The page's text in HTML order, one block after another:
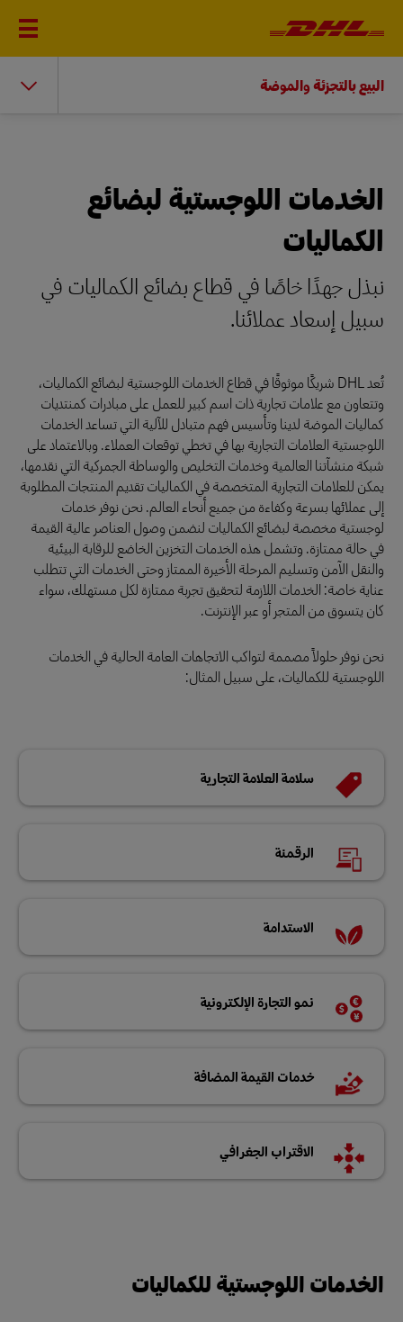
البيع بالتجزئة والموضة
الخدمات اللوجستية لبضائع
الكماليات
نبذل جهدًا خاصًا في قطاع بضائع الكماليات في
سبيل إسعاد عملائنا.
تُعد DHL شريكًا موثوقًا في قطاع الخدمات اللوجستية لبضائع الكماليات،
وتتعاون مع علامات تجارية ذات اسم كبير للعمل على مبادرات كمنتديات
كماليات الموضة لدينا وتأسيس فهم متبادل للآلية التي تساعد الخدمات
اللوجستية العلامات التجارية بها في تخطي توقعات العملاء. وبالاعتماد على
شبكة منشآتنا العالمية وخدمات التخليص والوساطة الجمركية التي نقدمها،
يمكن للعلامات التجارية المتخصصة في الكماليات تقديم المنتجات المطلوبة
إلى عملائها بسرعة وكفاءة من جميع أنحاء العالم. نحن نوفر خدمات
لوجستية مخصصة لبضائع الكماليات لنضمن وصول العناصر عالية القيمة
في حالة ممتازة. وتشمل هذه الخدمات التخزين الخاضع للرقابة البيئية
والنقل الآمن وتسليم المرحلة الأخيرة الممتاز وحتى الخدمات التي تتطلب
عناية خاصة: الخدمات اللازمة لتحقيق تجربة ممتازة لكل مستهلك، سواء
كان يتسوق من المتجر أو عبر الإنترنت.
نحن نوفر حلولاً مصممة لتواكب الاتجاهات العامة الحالية في الخدمات
اللوجستية للكماليات، على سبيل المثال:
سلامة العلامة التجارية
الرقمنة
الاستدامة
نمو التجارة الإلكترونية
خدمات القيمة المضافة
الاقتراب الجغرافي
الخدمات اللوجستية للكماليات